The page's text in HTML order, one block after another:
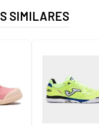
SIMILARES